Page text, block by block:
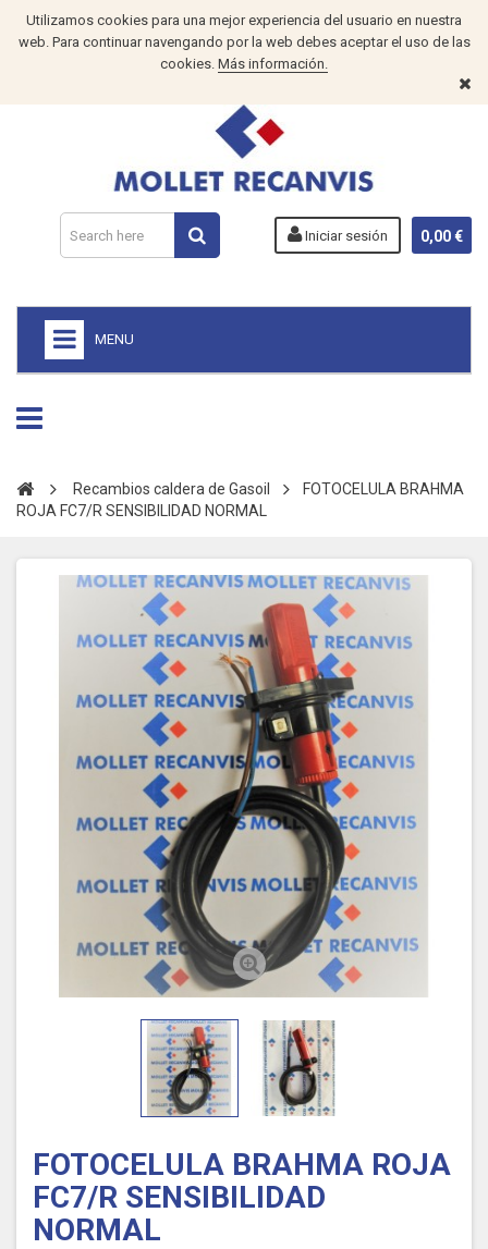
Utilizamos cookies para una mejor experiencia del usuario en nuestra
web. Para continuar navengando por la web debes aceptar el uso de las
cookies. Más información.
0,00 €
Iniciar sesión
MENU
Recambios caldera de Gasoil
FOTOCELULA BRAHMA
ROJA FC7/R SENSIBILIDAD NORMAL
FOTOCELULA BRAHMA ROJA
FC7/R SENSIBILIDAD
NORMAL